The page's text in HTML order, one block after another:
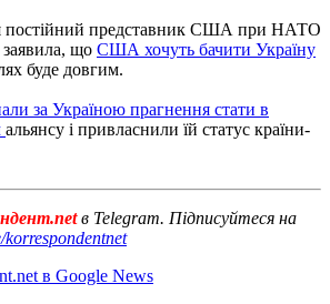
постійний представник США при НАТО
що США хочуть бачити Україну
буде довгим.
за Україною прагнення стати в
альянсу і привласнили їй статус країни-
в Telegram. Підписуйтеся на
korrespondentnet
в Google News